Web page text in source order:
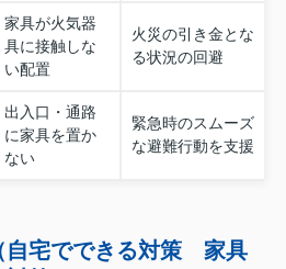
家具が火気器
具に接触しな
い配置
火災の引き金とな
る状況の回避
出入口・通路
に家具を置か
ない
緊急時のスムーズ
な避難行動を支援
自宅でできる対策 家具